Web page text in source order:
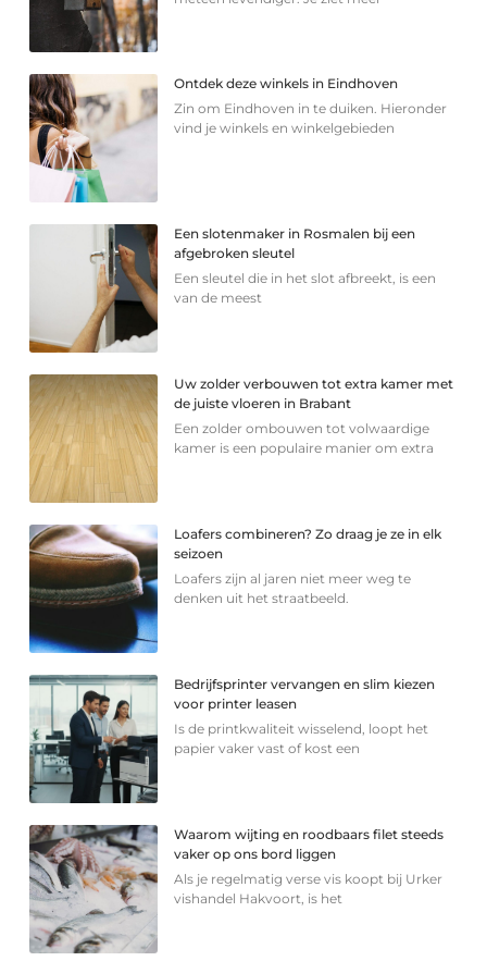
Ontdek deze winkels in Eindhoven
Zin om Eindhoven in te duiken. Hieronder
vind je winkels en winkelgebieden
Een slotenmaker in Rosmalen bij een
afgebroken sleutel
Een sleutel die in het slot afbreekt, is een
van de meest
Uw zolder verbouwen tot extra kamer met
de juiste vloeren in Brabant
Een zolder ombouwen tot volwaardige
kamer is een populaire manier om extra
Loafers combineren? Zo draag je ze in elk
seizoen
Loafers zijn al jaren niet meer weg te
denken uit het straatbeeld.
Bedrijfsprinter vervangen en slim kiezen
voor printer leasen
Is de printkwaliteit wisselend, loopt het
papier vaker vast of kost een
Waarom wijting en roodbaars filet steeds
vaker op ons bord liggen
Als je regelmatig verse vis koopt bij Urker
vishandel Hakvoort, is het